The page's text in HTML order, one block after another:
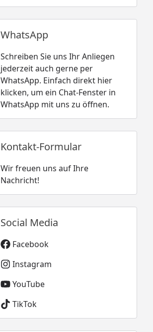
WhatsApp
Schreiben Sie uns Ihr Anliegen
jederzeit auch gerne per
WhatsApp. Einfach direkt hier
klicken, um ein Chat-Fenster in
WhatsApp mit uns zu öffnen.
Kontakt-Formular
Wir freuen uns auf Ihre
Nachricht!
Social Media
Facebook
Instagram
YouTube
TikTok